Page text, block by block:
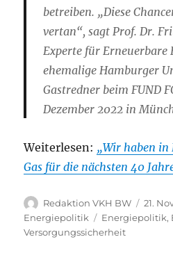
betreiben. „Diese
vertan“, sagt Prof. Dr.
Experte für Erneuerbare
ehemalige Hamburger
Gastredner beim FUND
Dezember 2022 in
Weiterlesen: „Wir haben in
Gas für die nächsten 40
Autor
Redaktion VKH BW
am
21.
Energiepolitik
Schlagwörter
Energiepolitik,
Versorgungssicherheit